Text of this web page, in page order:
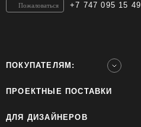
+7 747 095 15 49
Пожаловаться
ПОКУПАТЕЛЯМ:
ПРОЕКТНЫЕ ПОСТАВКИ
ДЛЯ ДИЗАЙНЕРОВ